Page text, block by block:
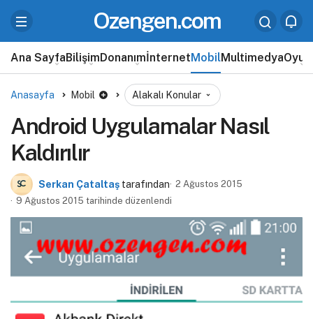
Ozengen.com
Ana SayfaBilişimDonanımİnternetMobilMultimedyaOyun
Anasayfa Mobil Alakalı Konular
Android Uygulamalar Nasıl
Kaldırılır
Serkan Çataltaş tarafından 2 Ağustos 2015
9 Ağustos 2015 tarihinde düzenlendi